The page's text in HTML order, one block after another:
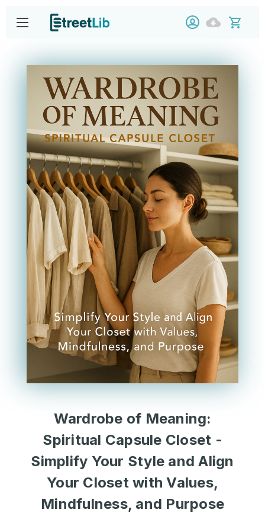
Wardrobe of Meaning:
Spiritual Capsule Closet -
Simplify Your Style and Align
Your Closet with Values,
Mindfulness, and Purpose